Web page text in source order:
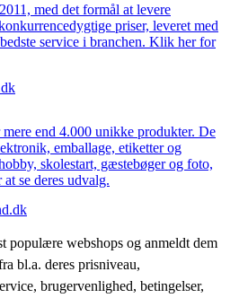
med det formål at levere
priser, leveret med
service i branchen. Klik her for
end 4.000 unikke produkter. De
emballage, etiketter og
skolestart, gæstebøger og foto,
se deres udvalg.
populære webshops og anmeldt dem
bl.a. deres prisniveau,
brugervenlighed, betingelser,